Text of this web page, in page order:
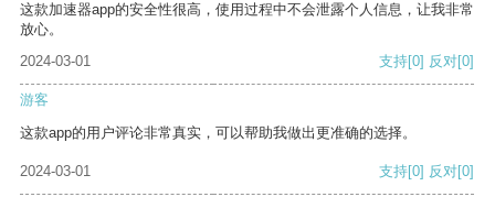
这款加速器app的安全性很高，使用过程中不会泄露个人信息，让我非常
放心。
2024-03-01
支持[0] 反对[0]
游客
这款app的用户评论非常真实，可以帮助我做出更准确的选择。
2024-03-01 支持[0] 反对[0]